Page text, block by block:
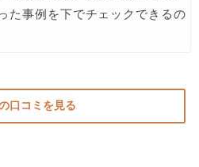
た事例を下でチェックできるの
口コミを見る